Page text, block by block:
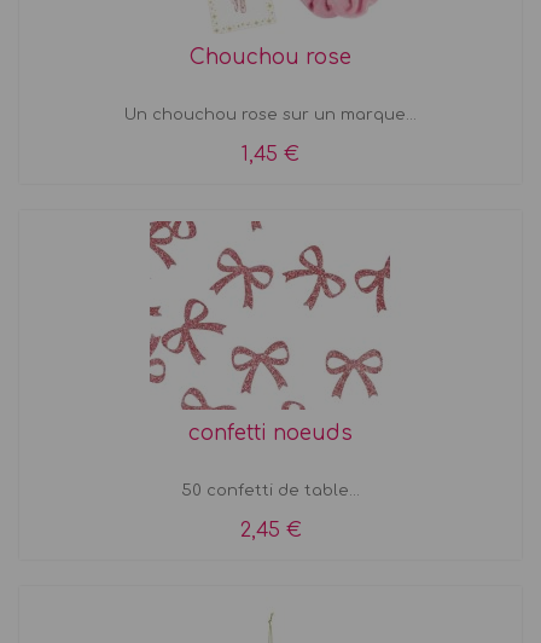
Chouchou rose
Un chouchou rose sur un marque...
1,45 €
confetti noeuds
50 confetti de table...
2,45 €